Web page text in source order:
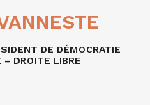
DE DÉMOCRATIE
– DROITE LIBRE